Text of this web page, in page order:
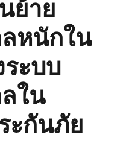
ย้าย
ลหนักใน
ระบบ
ใน
ะกันภัย